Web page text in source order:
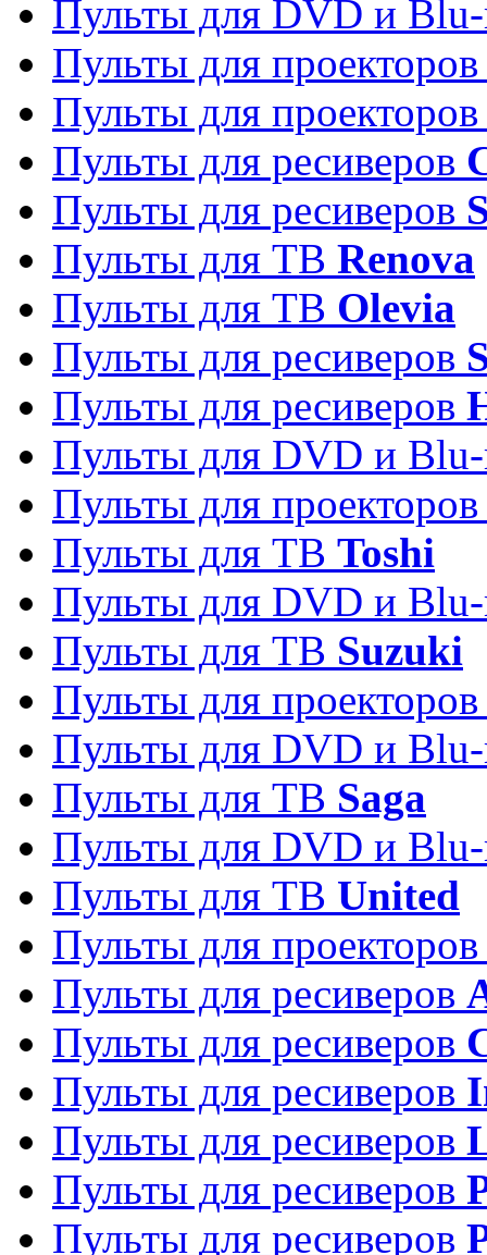
Пульты для DVD и
Пульты для
Пульты для
Пульты для ресиверов
Пульты для ресиверов
Пульты для ТВ Renova
Пульты для ТВ Olevia
Пульты для ресиверов
Пульты для ресиверов
Пульты для DVD и
Пульты для
Пульты для ТВ Toshi
Пульты для DVD и
Пульты для ТВ Suzuki
Пульты для
Пульты для DVD и
Пульты для ТВ Saga
Пульты для DVD и
Пульты для ТВ United
Пульты для
Пульты для ресиверов
Пульты для ресиверов
Пульты для ресиверов
Пульты для ресиверов
Пульты для ресиверов
Пульты для ресиверов